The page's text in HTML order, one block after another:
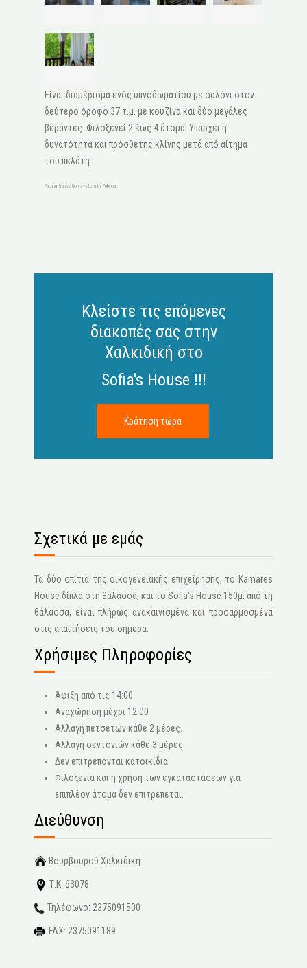
Είναι διαμέρισμα ενός υπνοδωματίου με σαλόνι στον
δεύτερο όροφο 37 τ.μ. με κουζίνα και δύο μεγάλες
βεράντες. Φιλοξενεί 2 έως 4 άτομα. Υπάρχει η
δυνατότητα και πρόσθετης κλίνης μετά από αίτημα
του πελάτη.
FaLang translation system by Faboba
Κλείστε τις επόμενες
διακοπές σας στην
Χαλκιδική στο
Sofia's House !!!
Σχετικά με εμάς
Τα δύο σπίτια της οικογενειακής επιχείρησης, το Kamares
House δίπλα στη θάλασσα, και το Sofia's House 150μ. από τη
θάλασσα, είναι πλήρως ανακαινισμένα και προσαρμοσμένα
στις απαιτήσεις του σήμερα.
Χρήσιμες Πληροφορίες
Άφιξη από τις 14:00
Αναχώρηση μέχρι 12:00
Αλλαγή πετσετών κάθε 2 μέρες.
Αλλαγή σεντονιών κάθε 3 μέρες.
Δεν επιτρέπονται κατοικίδια.
Φιλοξενία και η χρήση των εγκαταστάσεων για
επιπλέον άτομα δεν επιτρέπεται.
Διεύθυνση
Βουρβουρού Χαλκιδική
Τ.Κ. 63078
Τηλέφωνο: 2375091500
FAX: 2375091189